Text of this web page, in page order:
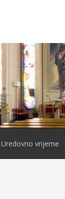
Uredovno vrijeme